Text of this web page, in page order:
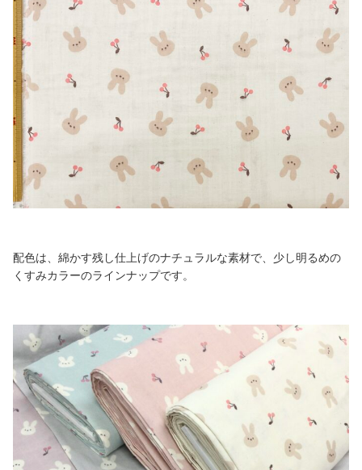
配色は、綿かす残し仕上げのナチュラルな素材で、少し明るめの
くすみカラーのラインナップです。